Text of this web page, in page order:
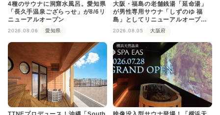
4種のサウナに洞窟水風呂。愛知県
「長久手温泉ござらっせ」が8/6リ
ニューアルオープン
2026.08.06 愛知県
大阪・福島の老舗銭湯「延命湯」
が男性専用サウナ「しずのゆ 福
島」としてリニューアルオープ
ン！
2026.08.05 大阪府